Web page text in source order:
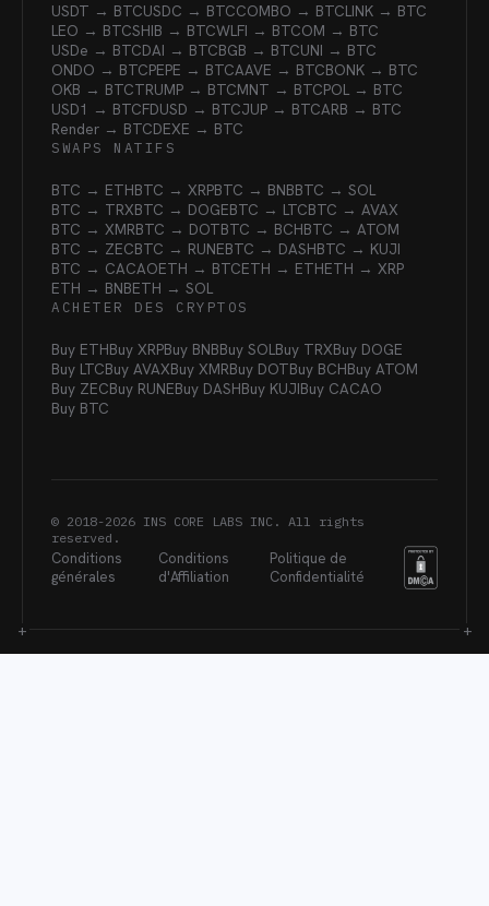
USDT → BTCUSDC → BTCCOMBO → BTCLINK → BTC
LEO → BTCSHIB → BTCWLFI → BTCOM → BTC
USDe → BTCDAI → BTCBGB → BTCUNI → BTC
ONDO → BTCPEPE → BTCAAVE → BTCBONK → BTC
OKB → BTCTRUMP → BTCMNT → BTCPOL → BTC
USD1 → BTCFDUSD → BTCJUP → BTCARB → BTC
Render → BTCDEXE → BTC
SWAPS NATIFS
BTC → ETHBTC → XRPBTC → BNBBTC → SOL
BTC → TRXBTC → DOGEBTC → LTCBTC → AVAX
BTC → XMRBTC → DOTBTC → BCHBTC → ATOM
BTC → ZECBTC → RUNEBTC → DASHBTC → KUJI
BTC → CACAOETH → BTCETH → ETHETH → XRP
ETH → BNBETH → SOL
ACHETER DES CRYPTOS
Buy ETHBuy XRPBuy BNBBuy SOLBuy TRXBuy DOGE
Buy LTCBuy AVAXBuy XMRBuy DOTBuy BCHBuy ATOM
Buy ZECBuy RUNEBuy DASHBuy KUJIBuy CACAO
Buy BTC
© 2018-2026 INS CORE LABS INC. All rights
reserved.
Conditions
générales
Conditions
d'Affiliation
Politique de
Confidentialité